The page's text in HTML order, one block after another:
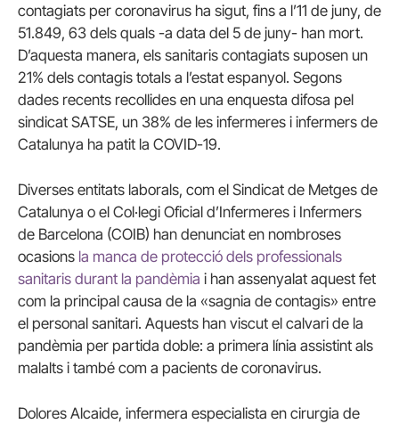
contagiats per coronavirus ha sigut, fins a l’11 de juny, de
51.849, 63 dels quals -a data del 5 de juny- han mort.
D’aquesta manera, els sanitaris contagiats suposen un
21% dels contagis totals a l’estat espanyol. Segons
dades recents recollides en una enquesta difosa pel
sindicat SATSE, un 38% de les infermeres i infermers de
Catalunya ha patit la COVID-19.
Diverses entitats laborals, com el Sindicat de Metges de
Catalunya o el Col·legi Oficial d’Infermeres i Infermers
de Barcelona (COIB) han denunciat en nombroses
ocasions la manca de protecció dels professionals
sanitaris durant la pandèmia i han assenyalat aquest fet
com la principal causa de la «sagnia de contagis» entre
el personal sanitari. Aquests han viscut el calvari de la
pandèmia per partida doble: a primera línia assistint als
malalts i també com a pacients de coronavirus.
Dolores Alcaide, infermera especialista en cirurgia de